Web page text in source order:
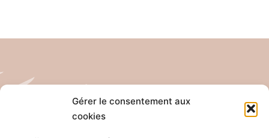
Gérer le consentement aux
cookies
Tél: 04 26 65 32 19